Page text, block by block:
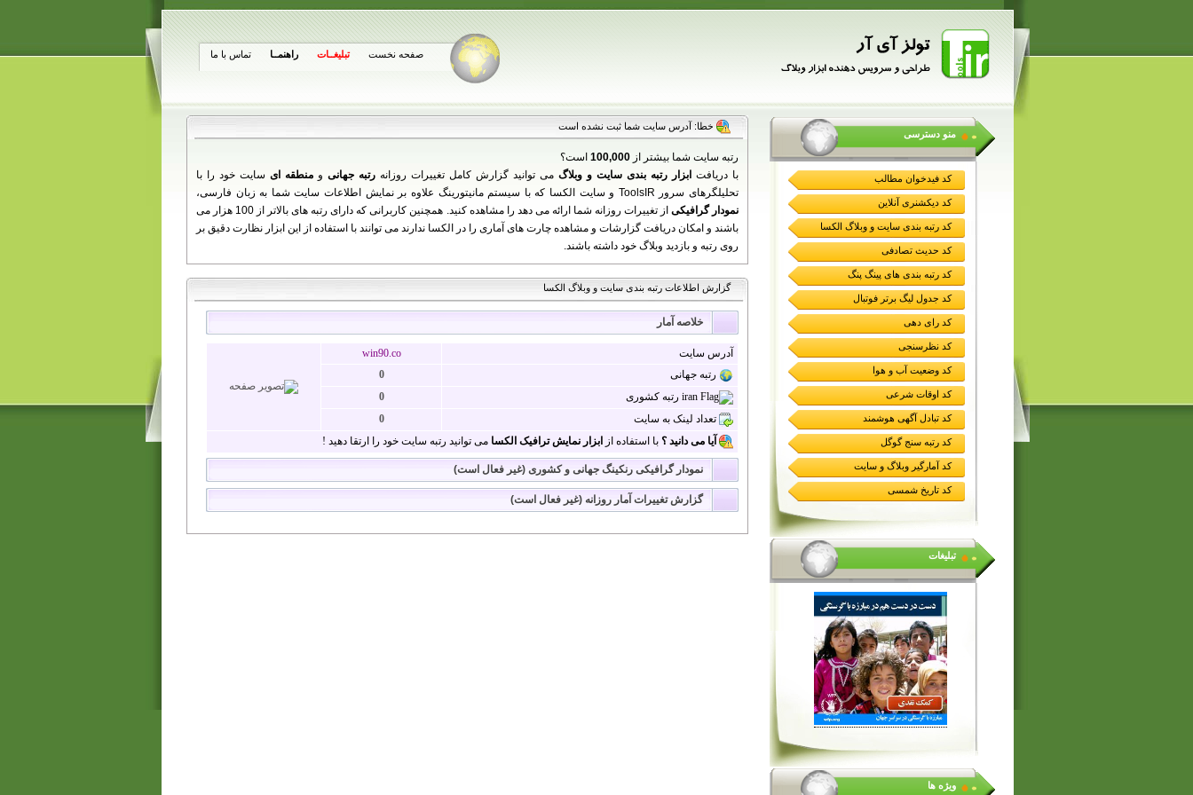
صفحه نخست تبلیغــات راهنمــا تماس با ما
خطا: آدرس سایت شما ثبت نشده است
رتبه سایت شما بیشتر از 100,000 است؟
با دریافت ابزار رتبه بندی سایت و وبلاگ می توانید گزارش کامل تغییرات روزانه رتبه جهانی و منطقه ای سایت خود را با
تحلیلگرهای سرور ToolsIR و سایت الکسا که با سیستم مانیتورینگ علاوه بر نمایش اطلاعات سایت شما به زبان فارسی،
نمودار گرافیکی
از تغییرات روزانه شما ارائه می دهد را مشاهده کنید. همچنین کاربرانی که دارای رتبه های بالاتر از 100 هزار می
باشند و امکان دریافت گزارشات و مشاهده چارت های آماری را در الکسا ندارند می توانند با استفاده از این ابزار نظارت دقیق بر
روی رتبه و بازدید وبلاگ خود داشته باشند.
گزارش اطلاعات رتبه بندی سایت و وبلاگ الکسا
خلاصه آمار
آدرس سایت
win90.co
رتبه جهانی
0
رتبه کشوری
0
تعداد لینک به سایت
0
آیا می دانید ؟ با استفاده از ابزار نمایش ترافیک الکسا می توانید رتبه سایت خود را ارتقا دهید !
نمودار گرافیکی رنکینگ جهانی و کشوری (غیر فعال است)
گزارش تغییرات آمار روزانه (غیر فعال است)
منو دسترسی
کد فیدخوان مطالب
کد دیکشنری آنلاین
کد رتبه بندی سایت و وبلاگ الکسا
کد حدیث تصادفی
کد رتبه بندی های پینگ پنگ
کد جدول لیگ برتر فوتبال
کد رای دهی
کد نظرسنجی
کد وضعیت آب و هوا
کد اوقات شرعی
کد تبادل آگهی هوشمند
کد رتبه سنج گوگل
کد آمارگیر وبلاگ و سایت
کد تاریخ شمسی
تبلیغات
ویژه ها